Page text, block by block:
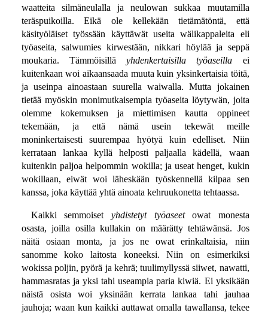
waatteita silmäneulalla ja neulowan sukkaa muutamilla
teräspuikoilla. Eikä ole kellekään tietämätöntä, että
käsityöläiset työssään käyttäwät useita wälikappaleita eli
työaseita, salwumies kirwestään, nikkari höylää ja seppä
moukaria. Tämmöisilläyhdenkertaisilla työaseilla ei
kuitenkaan woi aikaansaada muuta kuin yksinkertaisia töitä,
ja useinpa ainoastaan suurella waiwalla. Mutta jokainen
tietää myöskin monimutkaisempia työaseita löytywän, joita
olemme kokemuksen ja miettimisen kautta oppineet
tekemään, ja että nämä usein tekewät meille
moninkertaisesti suurempaa hyötyä kuin edelliset. Niin
kerrataan lankaa kyllä helposti paljaalla kädellä, waan
kuitenkin paljoa helpommin wokilla; ja useat henget, kukin
wokillaan, eiwät woi läheskään työskennellä kilpaa sen
kanssa, joka käyttää yhtä ainoata kehruukonetta tehtaassa.
Kaikki semmoiset yhdistetyt työaseetowat monesta
osasta, joilla osilla kullakin on määrätty tehtäwänsä. Jos
näitä osiaan monta, ja jos ne owat erinkaltaisia, niin
sanomme koko laitosta koneeksi. Niin on esimerkiksi
wokissa poljin, pyörä ja kehrä; tuulimyllyssä siiwet, nawatti,
hammasratas ja yksi tahi useampia paria kiwiä. Ei yksikään
näistä osista woi yksinään kerrata lankaa tahi jauhaa
jauhoja; waan kun kaikki auttawat omalla tawallansa, tekee